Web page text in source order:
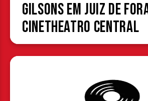
Gilsons em Juiz de
CineTheatro Central